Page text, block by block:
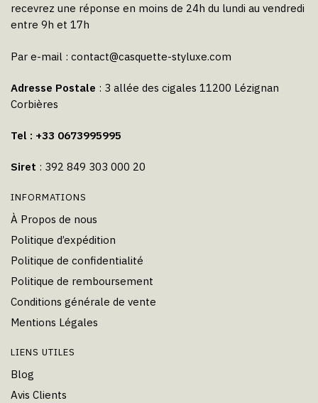
recevrez une réponse en moins de 24h du lundi au vendredi
entre 9h et 17h
Par e-mail : contact@casquette-styluxe.com
Adresse Postale : 3 allée des cigales 11200 Lézignan
Corbières
Tel : +33 0673995995
Siret : 392 849 303 000 20
INFORMATIONS
À Propos de nous
Politique d’expédition
Politique de confidentialité
Politique de remboursement
Conditions générale de vente
Mentions Légales
LIENS UTILES
Blog
Avis Clients